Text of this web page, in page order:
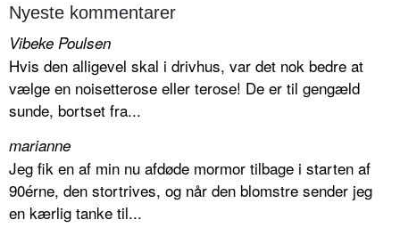
Nyeste kommentarer
Vibeke Poulsen
Hvis den alligevel skal i drivhus, var det nok bedre at
vælge en noisetterose eller terose! De er til gengæld
sunde, bortset fra...
marianne
Jeg fik en af min nu afdøde mormor tilbage i starten af
90érne, den stortrives, og når den blomstre sender jeg
en kærlig tanke til...